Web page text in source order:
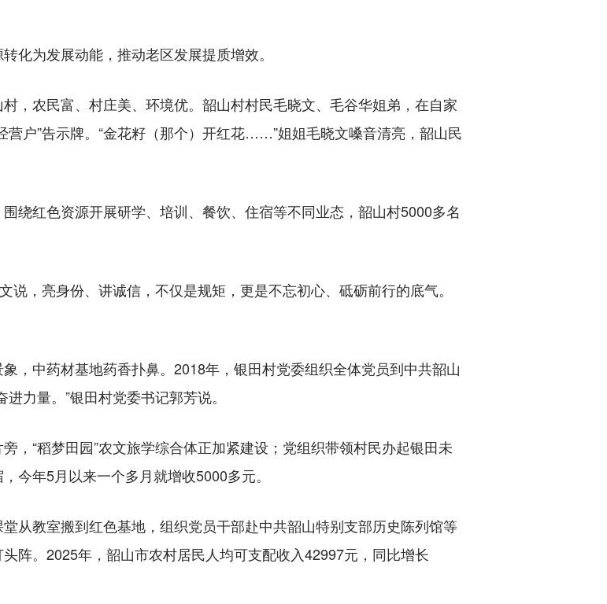
为发展动能，推动老区发展提质增效。
农民富、村庄美、环境优。韶山村村民毛晓文、毛谷华姐弟，在自家
营户”告示牌。“金花籽（那个）开红花……”姐姐毛晓文嗓音清亮，韶山民
红色资源开展研学、培训、餐饮、住宿等不同业态，韶山村5000多名
，亮身份、讲诚信，不仅是规矩，更是不忘初心、砥砺前行的底气。
中药材基地药香扑鼻。2018年，银田村党委组织全体党员到中共韶山
力量。”银田村党委书记郭芳说。
“稻梦田园”农文旅学综合体正加紧建设；党组织带领村民办起银田未
今年5月以来一个多月就增收5000多元。
教室搬到红色基地，组织党员干部赴中共韶山特别支部历史陈列馆等
阵。2025年，韶山市农村居民人均可支配收入42997元，同比增长